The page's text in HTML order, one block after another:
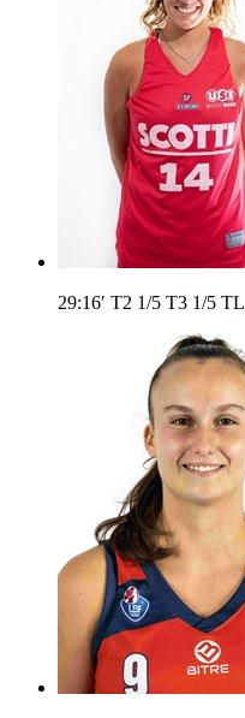
29:16′ T2 1/5 T3 1/5 TL